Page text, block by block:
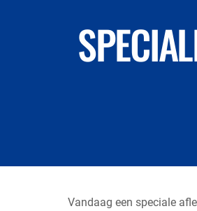
Vandaag een speciale